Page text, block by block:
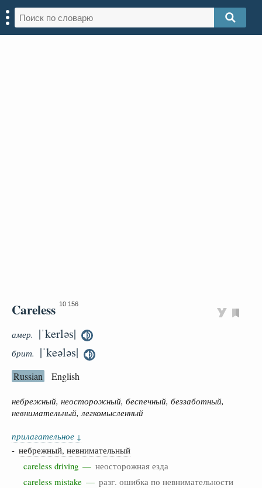
Careless 10 156
амер. |ˈkerləs|
брит. |ˈkeələs|
Russian English
небрежный, неосторожный, беспечный, беззаботный,
невнимательный, легкомысленный
прилагательное ↓
- небрежный, невнимательный
careless driving — неосторожная езда
careless mistake — разг. ошибка по невнимательности